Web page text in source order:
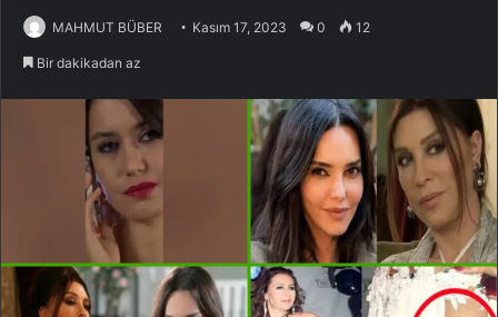
MAHMUT BÜBER Kasım 17, 2023 0 12
Bir dakikadan az